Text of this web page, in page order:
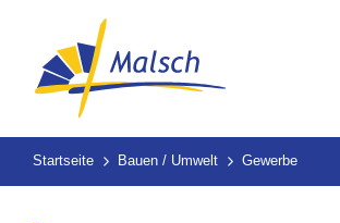
Startseite Bauen / Umwelt Gewerbe